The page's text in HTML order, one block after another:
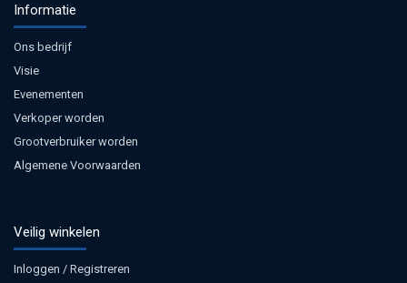
Informatie
Ons bedrijf
Visie
Evenementen
Verkoper worden
Grootverbruiker worden
Algemene Voorwaarden
Veilig winkelen
Inloggen / Registreren